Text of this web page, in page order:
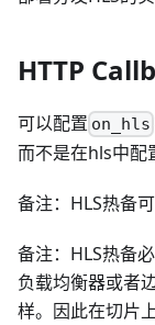
HTTP
可以配置 on_hls
而不是在hls中配
备注：HLS热备
备注：HLS热备
负载均衡器或者
样。因此在切片